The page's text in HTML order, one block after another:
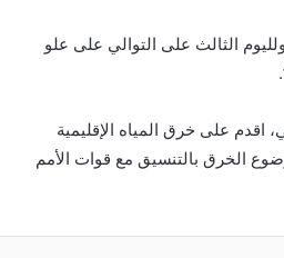
الثالث على التوالي على علو
اقدم على خرق المياه الإقليمية
حوالي 230 مترا وتتم متابعة موضوع الخرق بالتنسيق مع قوات الأمم